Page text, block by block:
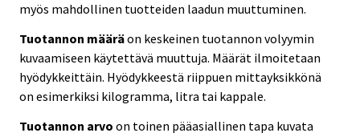
myös mahdollinen tuotteiden laadun muuttuminen.
Tuotannon määräon keskeinen tuotannon volyymin
kuvaamiseen käytettävä muuttuja. Määrät ilmoitetaan
hyödykkeittäin. Hyödykkeestä riippuen mittayksikkönä
on esimerkiksi kilogramma, litra tai kappale.
Tuotannon arvo on toinen pääasiallinen tapa kuvata